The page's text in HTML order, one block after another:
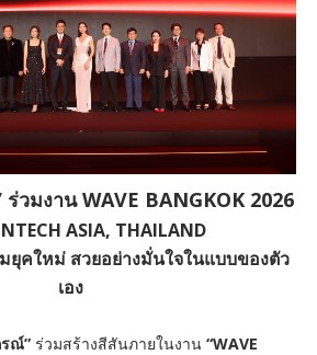
วมงาน WAVE BANGKOK 2026
ASIA, THAILAND
ยุคใหม่ สวยอย่างมั่นใจในแบบของตัว
เอง
ณ์” ร่วมสร้างสีสันภายในงาน “WAVE